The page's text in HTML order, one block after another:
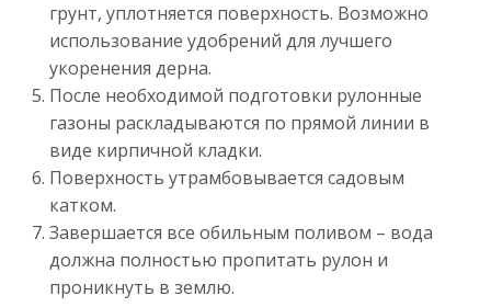
грунт, уплотняется поверхность. Возможно
использование удобрений для лучшего
укоренения дерна.
После необходимой подготовки рулонные
газоны раскладываются по прямой линии в
виде кирпичной кладки.
Поверхность утрамбовывается садовым
катком.
Завершается все обильным поливом – вода
должна полностью пропитать рулон и
проникнуть в землю.